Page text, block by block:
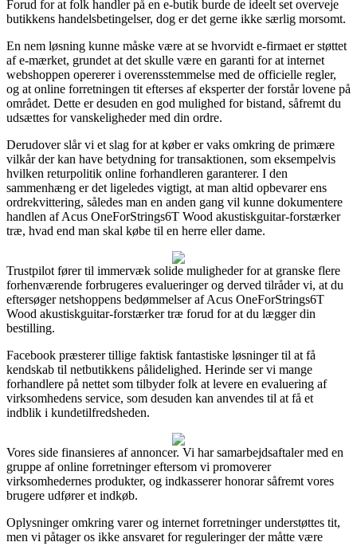
Forud for at folk handler på en e-butik burde de ideelt set overveje
butikkens handelsbetingelser, dog er det gerne ikke særlig morsomt.
En nem løsning kunne måske være at se hvorvidt e-firmaet er støttet
af e-mærket, grundet at det skulle være en garanti for at internet
webshoppen opererer i overensstemmelse med de officielle regler,
og at online forretningen tit efterses af eksperter der forstår lovene på
området. Dette er desuden en god mulighed for bistand, såfremt du
udsættes for vanskeligheder med din ordre.
Derudover slår vi et slag for at køber er vaks omkring de primære
vilkår der kan have betydning for transaktionen, som eksempelvis
hvilken returpolitik online forhandleren garanterer. I den
sammenhæng er det ligeledes vigtigt, at man altid opbevarer ens
ordrekvittering, således man en anden gang vil kunne dokumentere
handlen af Acus OneForStrings6T Wood akustiskguitar-forstærker
træ, hvad end man skal købe til en herre eller dame.
Trustpilot fører til immervæk solide muligheder for at granske flere
forhenværende forbrugeres evalueringer og derved tilråder vi, at du
eftersøger netshoppens bedømmelser af Acus OneForStrings6T
Wood akustiskguitar-forstærker træ forud for at du lægger din
bestilling.
Facebook præsterer tillige faktisk fantastiske løsninger til at få
kendskab til netbutikkens pålidelighed. Herinde ser vi mange
forhandlere på nettet som tilbyder folk at levere en evaluering af
virksomhedens service, som desuden kan anvendes til at få et
indblik i kundetilfredsheden.
Vores side finansieres af annoncer. Vi har samarbejdsaftaler med en
gruppe af online forretninger eftersom vi promoverer
virksomhedernes produkter, og indkasserer honorar såfremt vores
brugere udfører et indkøb.
Oplysninger omkring varer og internet forretninger understøttes tit,
men vi påtager os ikke ansvaret for reguleringer der måtte være